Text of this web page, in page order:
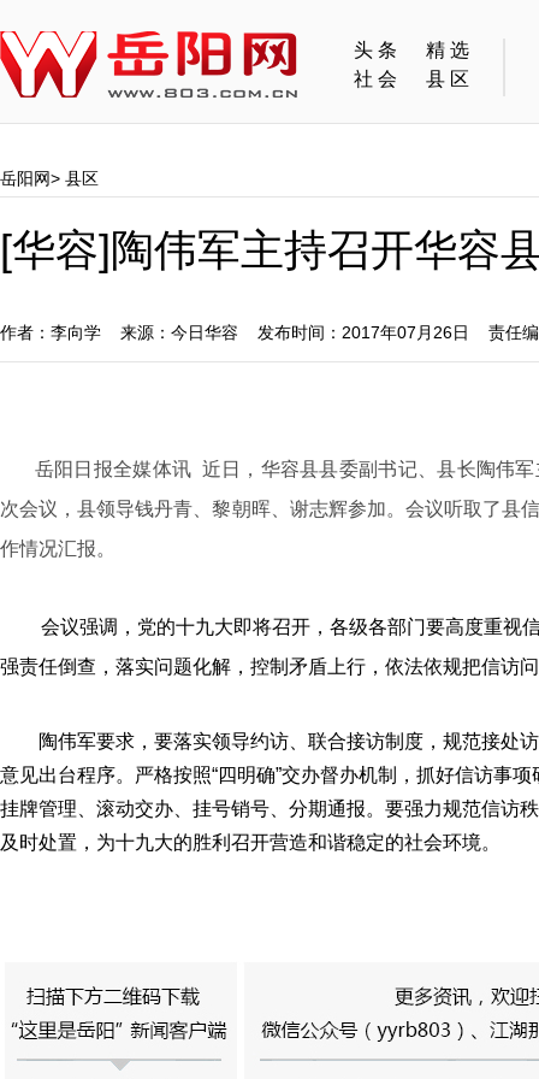
头条
精选
社会
县区
岳阳网> 县区
[华容]陶伟军主持召开华容
作者：李向学 来源：今日华容 发布时间：2017年07月26日 责任编
岳阳日报全媒体讯 近日，华容县县委副书记、县长陶伟
次会议，县领导钱丹青、黎朝晖、谢志辉参加。会议听取了县
作情况汇报。
会议强调，党的十九大即将召开，各级各部门要高度重视
强责任倒查，落实问题化解，控制矛盾上行，依法依规把信访
陶伟军要求，要落实领导约访、联合接访制度，规范接处
意见出台程序。严格按照“四明确”交办督办机制，抓好信访事
挂牌管理、滚动交办、挂号销号、分期通报。要强力规范信访
及时处置，为十九大的胜利召开营造和谐稳定的社会环境。